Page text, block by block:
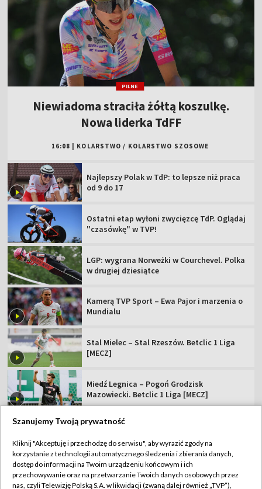
PILNE
Niewiadoma straciła żółtą koszulkę.
Nowa liderka TdFF
16:08 KOLARSTWO / KOLARSTWO SZOSOWE
Najlepszy Polak w TdP: to lepsze niż praca
od 9 do 17
Ostatni etap wyłoni zwycięzcę TdP. Oglądaj
"czasówkę" w TVP!
LGP: wygrana Norweżki w Courchevel. Polka
w drugiej dziesiątce
Kamerą TVP Sport – Ewa Pajor i marzenia o
Mundialu
Stal Mielec – Stal Rzeszów. Betclic 1 Liga
[MECZ]
Miedź Legnica – Pogoń Grodzisk
Mazowiecki. Betclic 1 Liga [MECZ]
TVP
Abonament TVP
Regulamin TVP
Szanujemy Twoją prywatność
Kliknij "Akceptuję i przechodzę do serwisu", aby wyrazić zgody na
korzystanie z technologii automatycznego śledzenia i zbierania danych,
dostęp do informacji na Twoim urządzeniu końcowym i ich
przechowywanie oraz na przetwarzanie Twoich danych osobowych przez
nas, czyli Telewizję Polską S.A. w likwidacji (zwaną dalej również „TVP”),